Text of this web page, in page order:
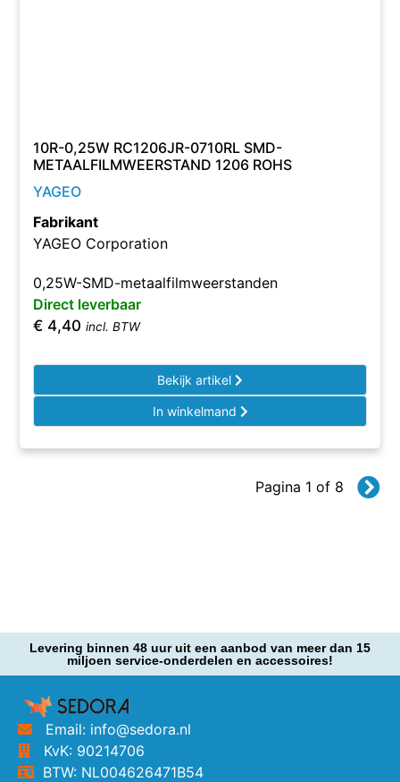
10R-0,25W RC1206JR-0710RL SMD-
METAALFILMWEERSTAND 1206 ROHS
YAGEO
Fabrikant
YAGEO Corporation
0,25W-SMD-metaalfilmweerstanden
Direct leverbaar
€ 4,40 incl. BTW
Bekijk artikel
In winkelmand
Pagina 1 of 8
Levering binnen 48 uur uit een aanbod van meer dan 15
miljoen service-onderdelen en accessoires!
Email: info@sedora.nl
KvK: 90214706
BTW: NL004626471B54